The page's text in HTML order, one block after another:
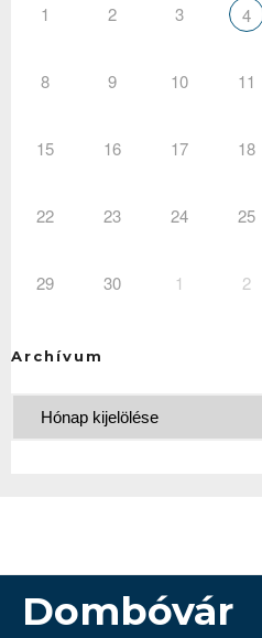
1 2 3 4
8 9 10 11
15 16 17 18
22 23 24 25
29 30 1 2
Archívum
Dombóvár